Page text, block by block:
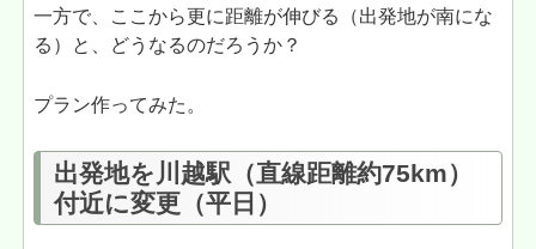
一方で、ここから更に距離が伸びる（出発地が南にな
る）と、どうなるのだろうか？
プラン作ってみた。
出発地を川越駅（直線距離約75km）
付近に変更（平日）